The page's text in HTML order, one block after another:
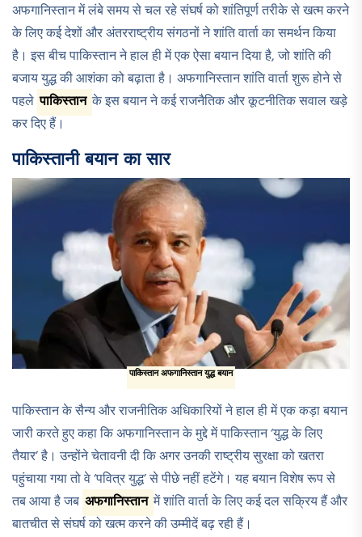
अफगानिस्तान में लंबे समय से चल रहे संघर्ष को शांतिपूर्ण तरीके से खत्म करने
के लिए कई देशों और अंतरराष्ट्रीय संगठनों ने शांति वार्ता का समर्थन किया
है। इस बीच पाकिस्तान ने हाल ही में एक ऐसा बयान दिया है, जो शांति की
बजाय युद्ध की आशंका को बढ़ाता है। अफगानिस्तान शांति वार्ता शुरू होने से
पहले पाकिस्तान के इस बयान ने कई राजनैतिक और कूटनीतिक सवाल खड़े
कर दिए हैं।
पाकिस्तानी बयान का सार
पाकिस्तान अफगानिस्तान युद्ध बयान
पाकिस्तान के सैन्य और राजनीतिक अधिकारियों ने हाल ही में एक कड़ा बयान
जारी करते हुए कहा कि अफगानिस्तान के मुद्दे में पाकिस्तान ‘युद्ध के लिए
तैयार’ है। उन्होंने चेतावनी दी कि अगर उनकी राष्ट्रीय सुरक्षा को खतरा
पहुंचाया गया तो वे ‘पवित्र युद्ध’ से पीछे नहीं हटेंगे। यह बयान विशेष रूप से
तब आया है जब अफगानिस्तान में शांति वार्ता के लिए कई दल सक्रिय हैं और
बातचीत से संघर्ष को खत्म करने की उम्मीदें बढ़ रही हैं।